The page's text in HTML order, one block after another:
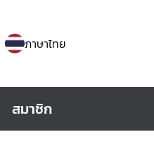
ภาษาไทย
สมาชิก